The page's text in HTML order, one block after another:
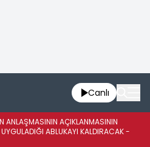
Canlı
ANLAŞMASININ AÇIKLANMASININ
ABLUKAYI KALDIRACAK -